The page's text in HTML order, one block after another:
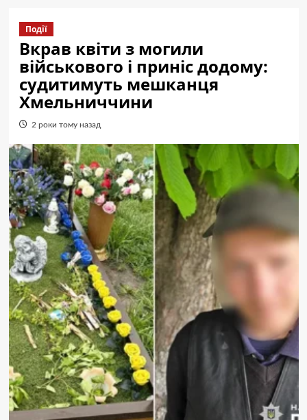
Події
Вкрав квіти з могили
військового і приніс додому:
судитимуть мешканця
Хмельниччини
2 роки тому назад